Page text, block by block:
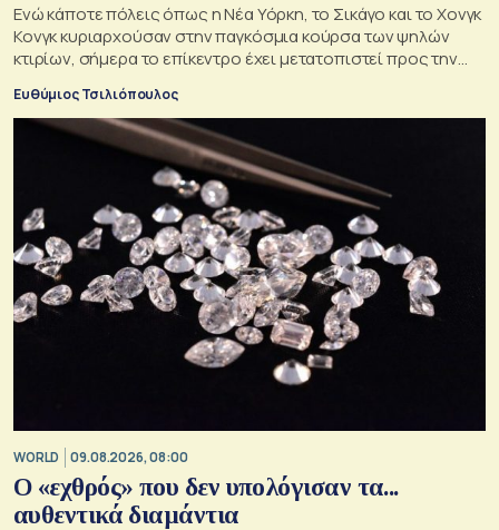
Ενώ κάποτε πόλεις όπως η Νέα Υόρκη, το Σικάγο και το Χονγκ
Κονγκ κυριαρχούσαν στην παγκόσμια κούρσα των ψηλών
κτιρίων, σήμερα το επίκεντρο έχει μετατοπιστεί προς την
Ευθύμιος Τσιλιόπουλος
WORLD 09.08.2026, 08:00
Ο «εχθρός» που δεν υπολόγισαν τα...
αυθεντικά διαμάντια